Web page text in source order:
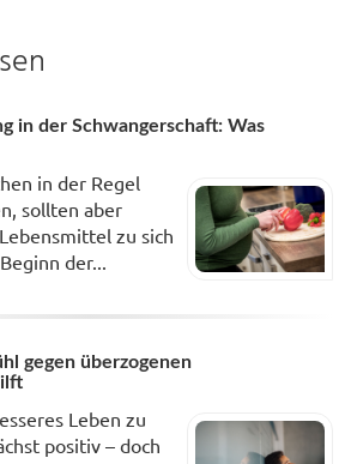
in der Schwangerschaft: Was
in der Regel
sollten aber
zu sich
der...
gegen überzogenen
Leben zu
positiv – doch